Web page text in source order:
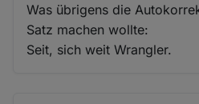
Was übrigens die
Satz machen wollte:
Seit, sich weit Wrangler.